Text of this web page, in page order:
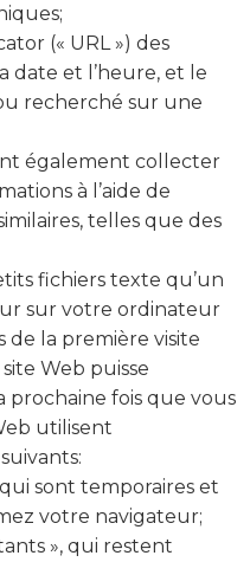
(« URL ») des
date et l’heure, et le
recherché sur une
également collecter
à l’aide de
telles que des
fichiers texte qu’un
sur votre ordinateur
la première visite
Web puisse
fois que vous
utilisent
qui sont temporaires et
votre navigateur;
», qui restent